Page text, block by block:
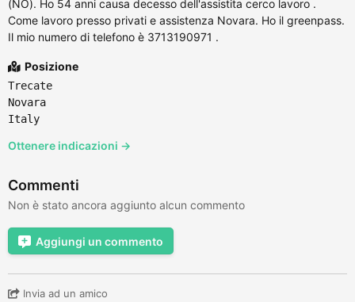
(NO). Ho 54 anni causa decesso dell'assistita cerco lavoro .
Come lavoro presso privati e assistenza Novara. Ho il greenpass.
Il mio numero di telefono è 3713190971 .
Posizione
Trecate
Novara
Italy
Ottenere indicazioni →
Commenti
Non è stato ancora aggiunto alcun commento
Aggiungi un commento
Invia ad un amico